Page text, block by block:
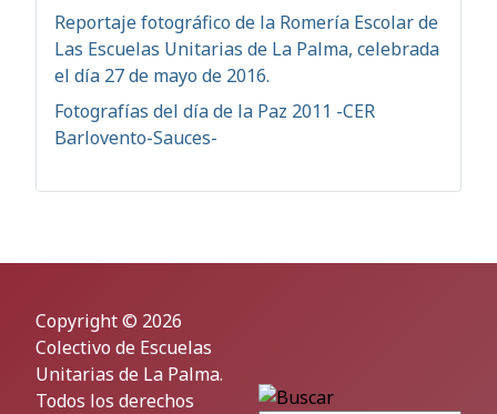
Reportaje fotográfico de la Romería Escolar de
Las Escuelas Unitarias de La Palma, celebrada
el día 27 de mayo de 2016.
Fotografías del día de la Paz 2011 -CER
Barlovento-Sauces-
Copyright © 2026
Colectivo de Escuelas
Unitarias de La Palma.
Todos los derechos